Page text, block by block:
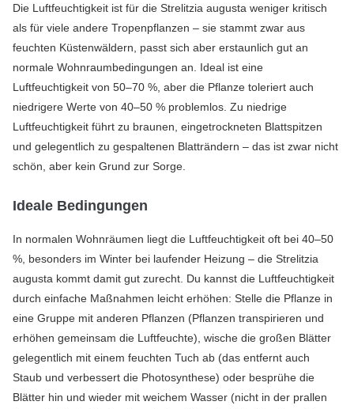
Die Luftfeuchtigkeit ist für die Strelitzia augusta weniger kritisch
als für viele andere Tropenpflanzen – sie stammt zwar aus
feuchten Küstenwäldern, passt sich aber erstaunlich gut an
normale Wohnraumbedingungen an. Ideal ist eine
Luftfeuchtigkeit von 50–70 %, aber die Pflanze toleriert auch
niedrigere Werte von 40–50 % problemlos. Zu niedrige
Luftfeuchtigkeit führt zu braunen, eingetrockneten Blattspitzen
und gelegentlich zu gespaltenen Blatträndern – das ist zwar nicht
schön, aber kein Grund zur Sorge.
Ideale Bedingungen
In normalen Wohnräumen liegt die Luftfeuchtigkeit oft bei 40–50
%, besonders im Winter bei laufender Heizung – die Strelitzia
augusta kommt damit gut zurecht. Du kannst die Luftfeuchtigkeit
durch einfache Maßnahmen leicht erhöhen: Stelle die Pflanze in
eine Gruppe mit anderen Pflanzen (Pflanzen transpirieren und
erhöhen gemeinsam die Luftfeuchte), wische die großen Blätter
gelegentlich mit einem feuchten Tuch ab (das entfernt auch
Staub und verbessert die Photosynthese) oder besprühe die
Blätter hin und wieder mit weichem Wasser (nicht in der prallen